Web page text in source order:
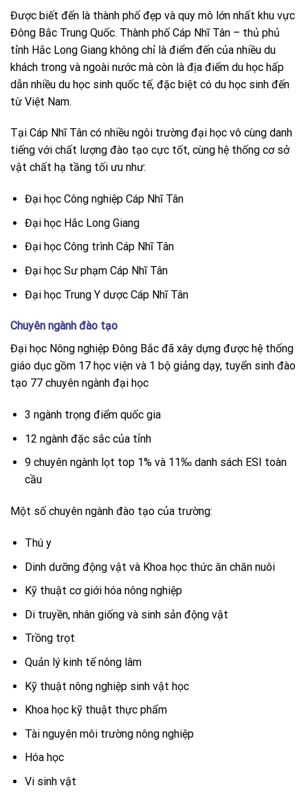
Được biết đến là thành phố đẹp và quy mô lớn nhất khu vực
Đông Bắc Trung Quốc. Thành phố Cáp Nhĩ Tân – thủ phủ
tỉnh Hắc Long Giang không chỉ là điểm đến của nhiều du
khách trong và ngoài nước mà còn là địa điểm du học hấp
dẫn nhiều du học sinh quốc tế, đặc biệt có du học sinh đến
từ Việt Nam.
Tại Cáp Nhĩ Tân có nhiều ngôi trường đại học vô cùng danh
tiếng với chất lượng đào tạo cực tốt, cùng hệ thống cơ sở
vật chất hạ tầng tối ưu như:
Đại học Công nghiệp Cáp Nhĩ Tân
Đại học Hắc Long Giang
Đại học Công trình Cáp Nhĩ Tân
Đại học Sư phạm Cáp Nhĩ Tân
Đại học Trung Y dược Cáp Nhĩ Tân
Chuyên ngành đào tạo
Đại học Nông nghiệp Đông Bắc đã xây dựng được hệ thống
giáo dục gồm 17 học viện và 1 bộ giảng dạy, tuyển sinh đào
tạo 77 chuyên ngành đại học
3 ngành trọng điểm quốc gia
12 ngành đặc sắc của tỉnh
9 chuyên ngành lọt top 1% và 11‰ danh sách ESI toàn
cầu
Một số chuyên ngành đào tạo của trường:
Thú y
Dinh dưỡng động vật và Khoa học thức ăn chăn nuôi
Kỹ thuật cơ giới hóa nông nghiệp
Di truyền, nhân giống và sinh sản động vật
Trồng trọt
Quản lý kinh tế nông lâm
Kỹ thuật nông nghiệp sinh vật học
Khoa học kỹ thuật thực phẩm
Tài nguyên môi trường nông nghiệp
Hóa học
Vi sinh vật